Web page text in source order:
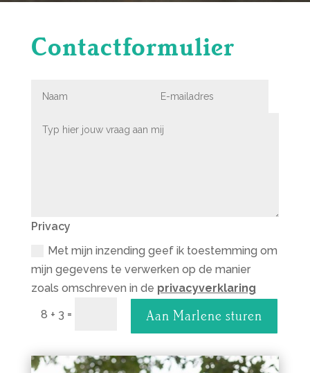
Contactformulier
Privacy
Met mijn inzending geef ik toestemming om
mijn gegevens te verwerken op de manier
zoals omschreven in de privacyverklaring
8 + 3 = Aan Marlene sturen